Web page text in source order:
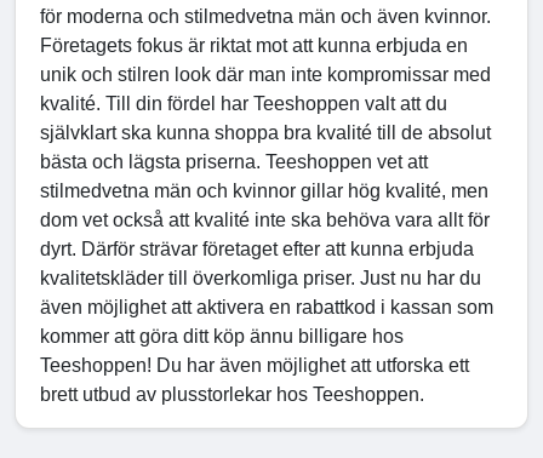
för moderna och stilmedvetna män och även kvinnor.
Företagets fokus är riktat mot att kunna erbjuda en
unik och stilren look där man inte kompromissar med
kvalité. Till din fördel har Teeshoppen valt att du
självklart ska kunna shoppa bra kvalité till de absolut
bästa och lägsta priserna. Teeshoppen vet att
stilmedvetna män och kvinnor gillar hög kvalité, men
dom vet också att kvalité inte ska behöva vara allt för
dyrt. Därför strävar företaget efter att kunna erbjuda
kvalitetskläder till överkomliga priser. Just nu har du
även möjlighet att aktivera en rabattkod i kassan som
kommer att göra ditt köp ännu billigare hos
Teeshoppen! Du har även möjlighet att utforska ett
brett utbud av plusstorlekar hos Teeshoppen.